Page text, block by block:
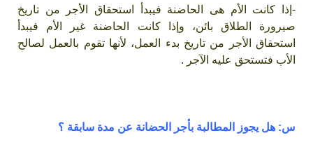
-إذا كانت الأم هى الحاضنة فيبدأ استحقاق الأجر من تاريخ
صيرورة الطلاق بائن، وإذا كانت الحاضنة غير الأم فيبدأ
استحقاق الأجر من تاريخ بدء العمل، لأنها تقوم بالعمل لصالح
الأب فتستحق عليه الآجر .
س: هل يجوز المطالبة بأجر الحضانة عن مدة سابقة ؟